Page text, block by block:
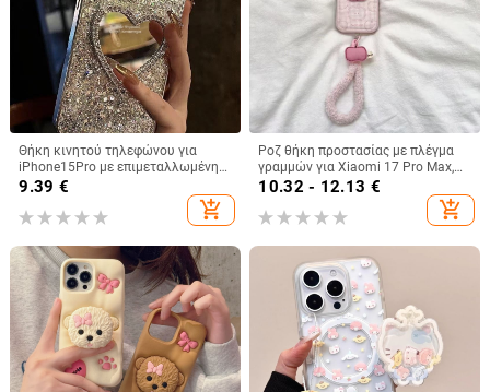
Θήκη κινητού τηλεφώνου για
iPhone15Pro με επιμεταλλωμένη
κόλλα και ρετούς, θήκη
προστασίας Apple 12 Promax με
πούλιες
9.39 €
add_shopping_cart
Ροζ θήκη προστασίας με πλέγμα
γραμμών για Xiaomi 17 Pro Max,
15 Pro και Redmi Note 14/Note 15
10.32 - 12.13 €
add_shopping_cart